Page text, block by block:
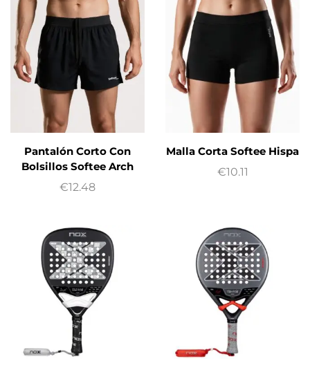
Pantalón Corto Con
Bolsillos Softee Arch
€12.48
Malla Corta Softee Hispa
€10.11